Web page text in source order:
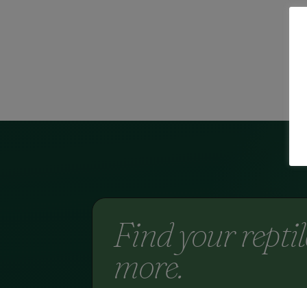
Find your
more.